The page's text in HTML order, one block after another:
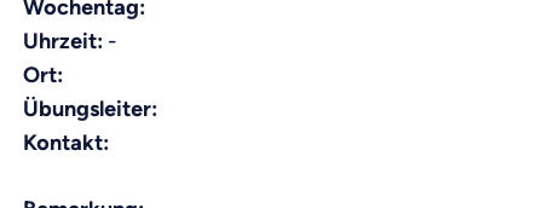
Wochentag:
Uhrzeit: -
Ort:
Übungsleiter:
Kontakt: